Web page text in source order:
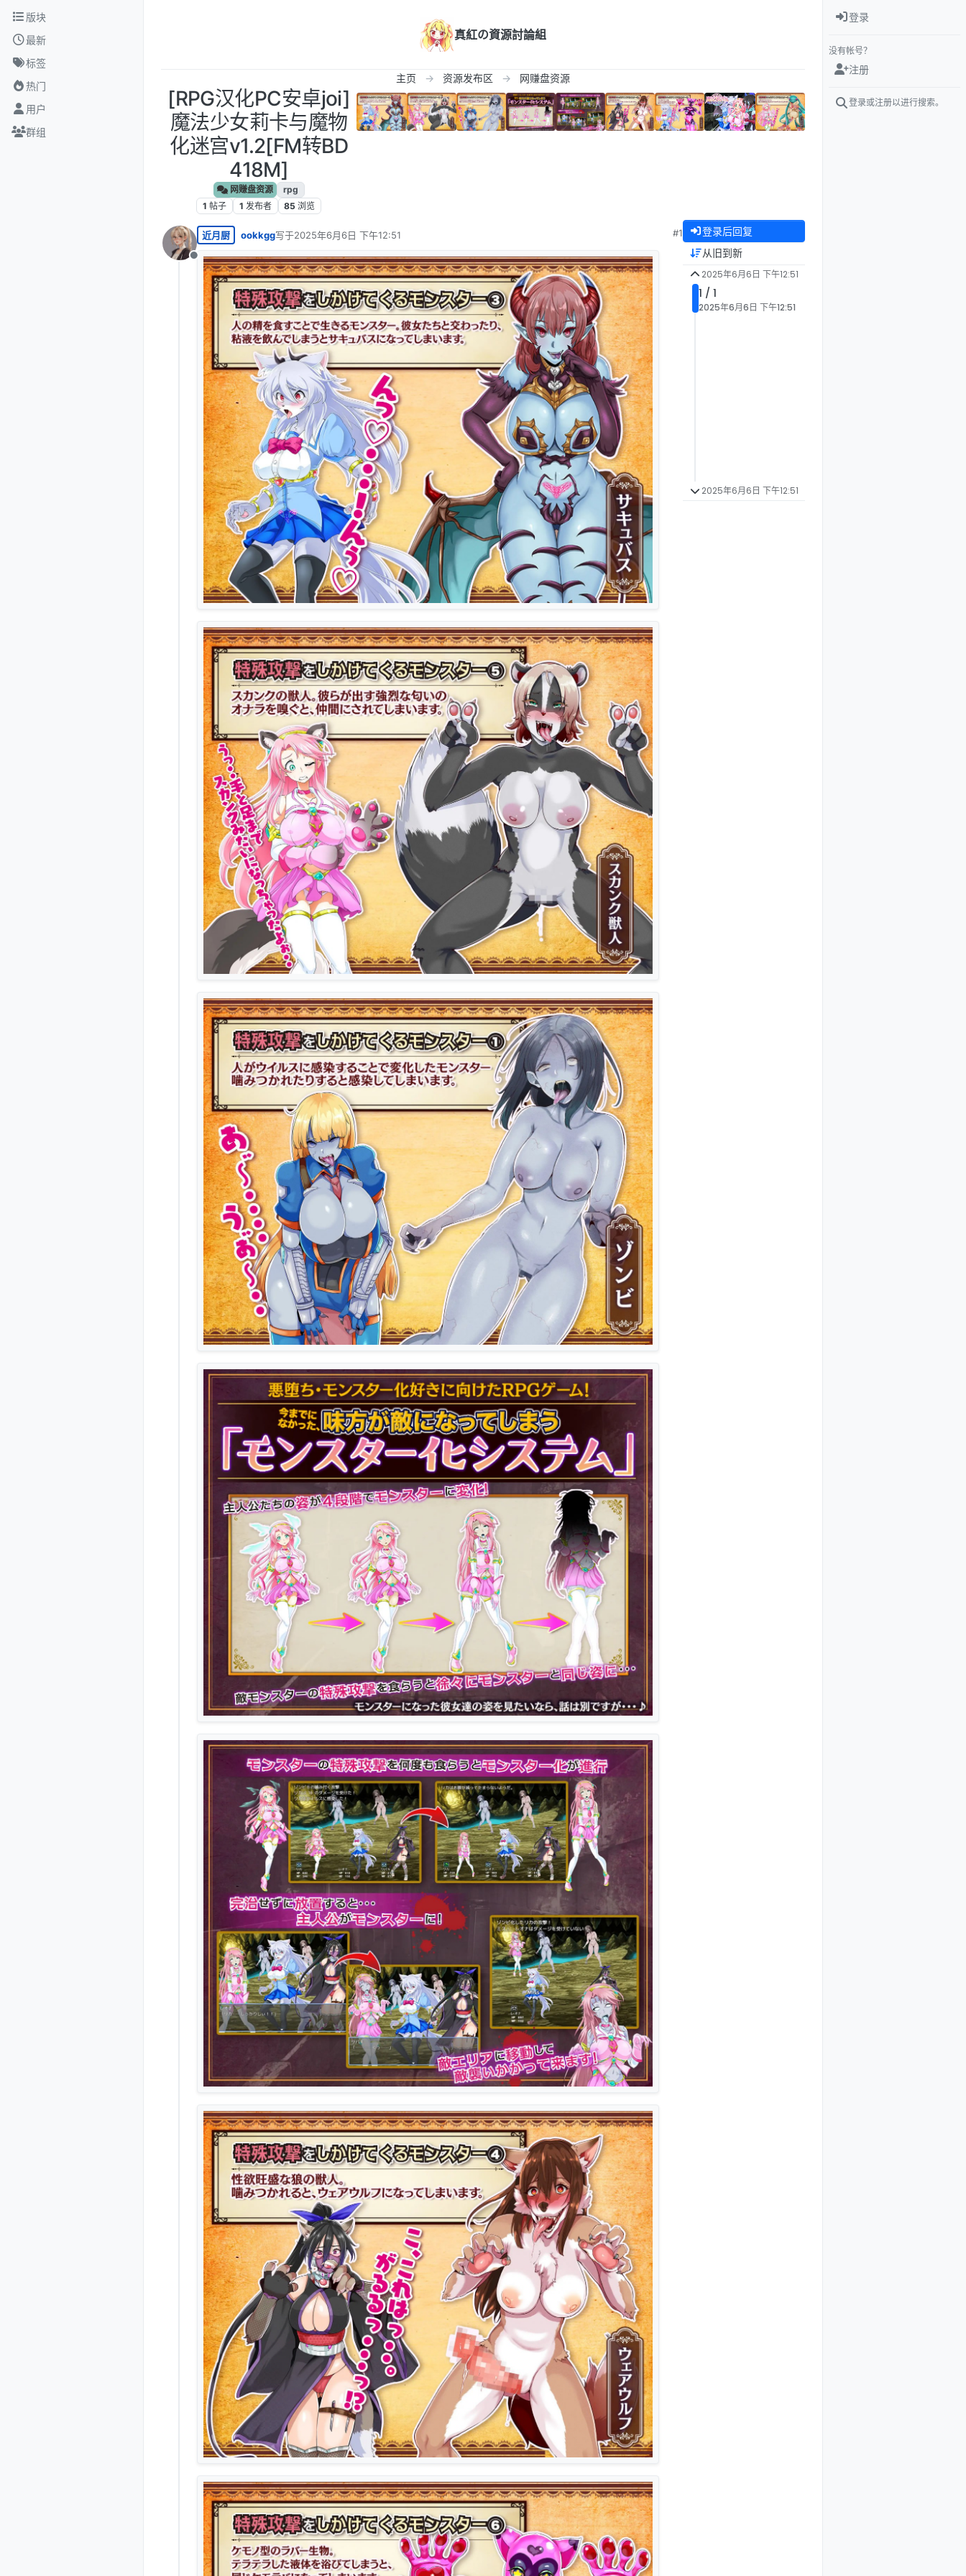
跳转至内容
版块
最新
标签
热门
用户
群组
真紅の資源討論組
主页 资源发布区 网赚盘资源
[RPG汉化PC安卓joi]
魔法少女莉卡与魔物
化迷宫v1.2[FM转BD
418M]
网赚盘资源
rpg
1 帖子 1 发布者 85 浏览
离线
近月厨 ookkgg写于2025年6月6日 下午12:51
最后由 编辑
#1 登录后回复
从旧到新
2025年6月6日 下午12:51
1 / 1
2025年6月6日 下午12:51
2025年6月6日 下午12:51
登录
没有帐号？
注册
登录或注册以进行搜索。